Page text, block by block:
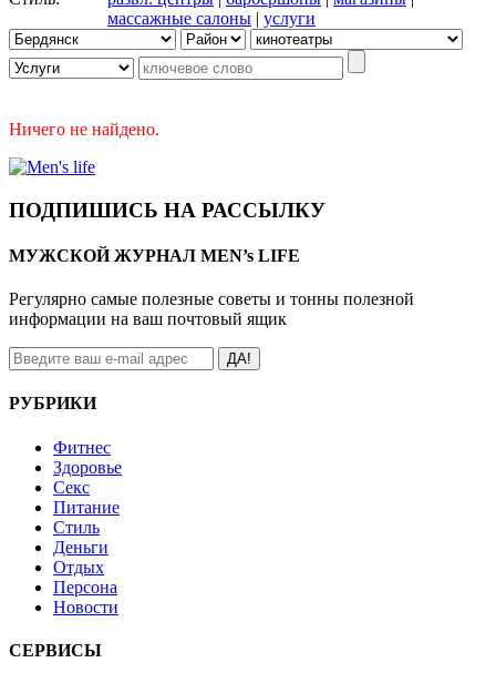
массажные салоны | услуги
Ничего не найдено.
ПОДПИШИСЬ НА РАССЫЛКУ
МУЖСКОЙ ЖУРНАЛ MEN’s LIFE
Регулярно самые полезные советы и тонны полезной
информации на ваш почтовый ящик
ДА!
РУБРИКИ
Фитнес
Здоровье
Секс
Питание
Стиль
Деньги
Отдых
Персона
Новости
СЕРВИСЫ